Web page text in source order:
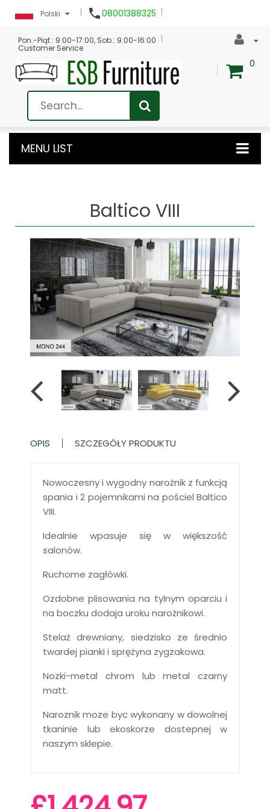
Polski 08001388325
Pon.-Piąt.: 9:00-17:00, Sob.: 9:00-16:00
Customer Service
0
MENU LIST
Baltico VIII
OPIS SZCZEGÓŁY PRODUKTU
Nowoczesny i wygodny narożnik z funkcją
spania i 2 pojemnikami na pościel Baltico
VIII.
Idealnie wpasuje się w większość
salonów.
Ruchome zagłówki.
Ozdobne plisowania na tylnym oparciu i
na boczku dodaja uroku narożnikowi.
Stelaż drewniany, siedzisko ze średnio
twardej pianki i sprężyna zygzakowa.
Nozki-metal chrom lub metal czarny
matt.
Naroznik moze byc wykonany w dowolnej
tkaninie lub ekoskorze dostepnej w
naszym sklepie.